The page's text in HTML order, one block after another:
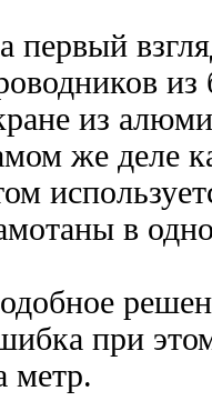
первый
из
из
же деле
в
при
метр.